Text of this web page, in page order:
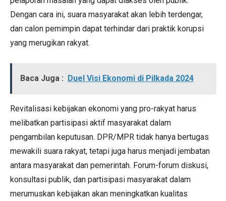
Dengan cara ini, suara masyarakat akan lebih terdengar,
dan calon pemimpin dapat terhindar dari praktik korupsi
yang merugikan rakyat.
Baca Juga : Duel Visi Ekonomi di Pilkada 2024
Revitalisasi kebijakan ekonomi yang pro-rakyat harus
melibatkan partisipasi aktif masyarakat dalam
pengambilan keputusan. DPR/MPR tidak hanya bertugas
mewakili suara rakyat, tetapi juga harus menjadi jembatan
antara masyarakat dan pemerintah. Forum-forum diskusi,
konsultasi publik, dan partisipasi masyarakat dalam
merumuskan kebijakan akan meningkatkan kualitas